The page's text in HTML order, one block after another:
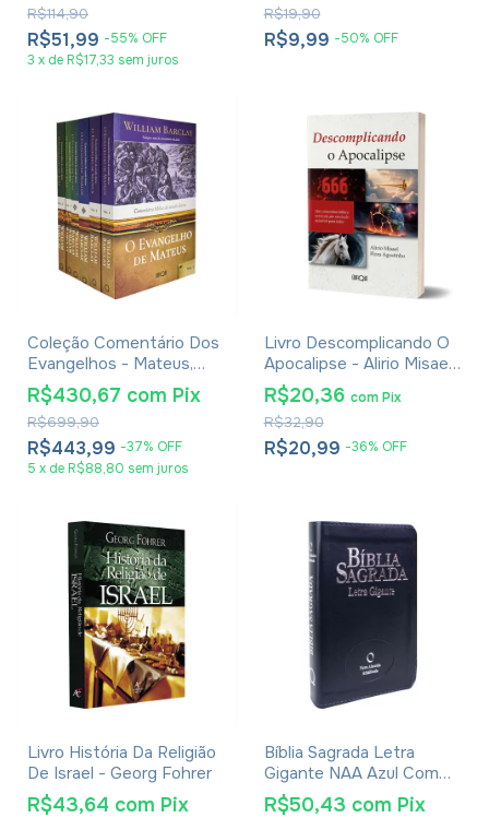
R$51,99 -55% OFF
R$114,90
3 x de R$17,33 sem juros
R$9,99 -50% OFF
R$19,90
Coleção Comentário Dos
Evangelhos - Mateus,
Marcos, Lucas e João -
William Barclay - 6
Volumes
R$443,99 -37% OFF
R$699,90
R$430,67 com Pix
5 x de R$88,80 sem juros
Livro Descomplicando O
Apocalipse - Alirio Misael
Flora Agostinho
R$20,99 -36% OFF
R$32,90
R$20,36 com Pix
Livro História Da Religião
De Israel - Georg Fohrer
R$43,64 com Pix
Bíblia Sagrada Letra
Gigante NAA Azul Com
Índice
R$50,43 com Pix